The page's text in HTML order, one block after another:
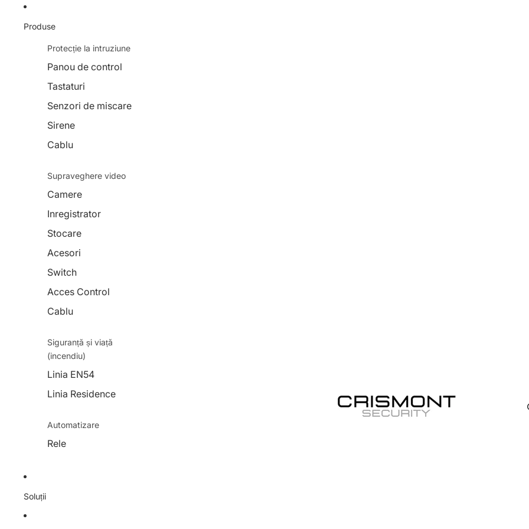
Produse
Protecție la intruziune
Panou de control
Tastaturi
Senzori de miscare
Sirene
Cablu
Supraveghere video
Camere
Inregistrator
Stocare
Acesori
Switch
Acces Control
Cablu
Siguranță și viață
(incendiu)
Linia EN54
Linia Residence
Automatizare
Rele
Soluții